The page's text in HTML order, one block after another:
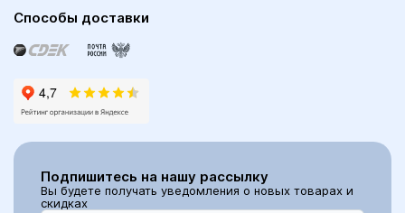
Способы доставки
Подпишитесь на нашу рассылку
Вы будете получать уведомления о новых товарах и
скидках